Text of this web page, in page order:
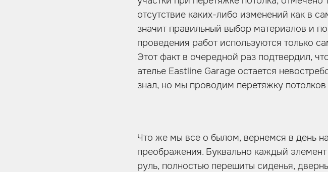
отсутствие каких-либо изменений как в
значит правильный выбор материалов и
проведения работ используются только
Этот факт в очередной раз подтвердил,
ателье Eastline Garage остается
знал, но мы проводим перетяжку потолков
Что же мы все о былом, вернемся в день
преображения. Буквально каждый
руль, полностью перешиты сиденья,